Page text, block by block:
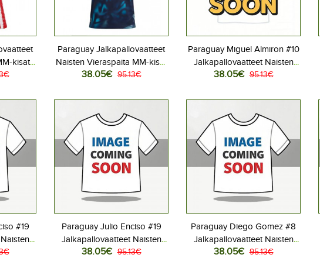
kisat
Paraguay Jalkapallovaatteet
Naisten Vieraspaita MM-kisat
2026 Lyhythihainen
38.05€ 95.13€
Paraguay Miguel Almiron #10
Jalkapallovaatteet Naisten
Kotipaita MM-kisat 2026
38.05€ 95.13€
#19
2026
Paraguay Julio Enciso #19
Jalkapallovaatteet Naisten
Vieraspaita MM-kisat 2026
38.05€ 95.13€
Paraguay Diego Gomez #8
Jalkapallovaatteet Naisten
Kotipaita MM-kisat 2026
38.05€ 95.13€